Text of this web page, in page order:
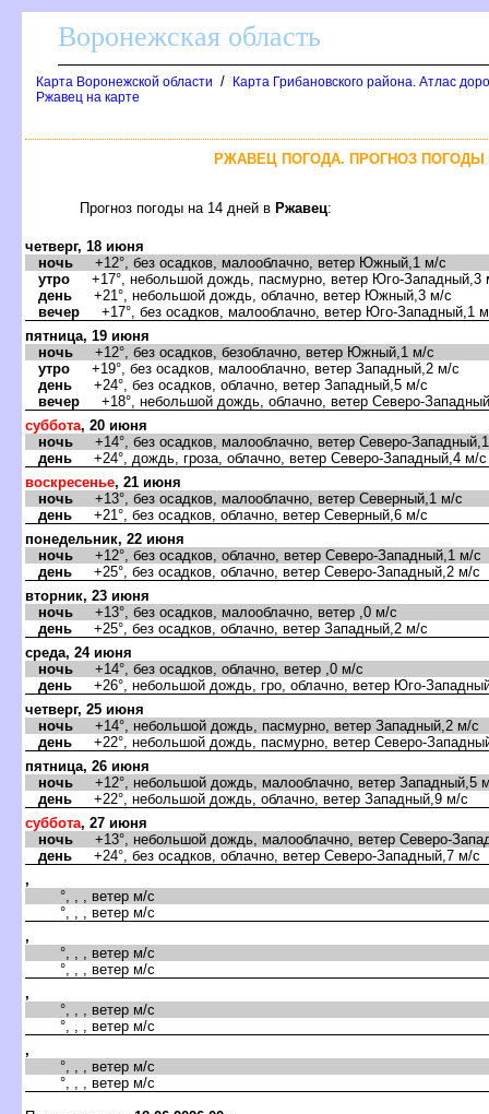
оронежская область
Карта Воронежской области /
Карта Грибановского района. Атлас
Ржавец на карте
РЖАВЕЦ ПОГОДА. ПРОГНОЗ
Прогноз погоды на 14 дней Ржавец:
четверг, 18 июня
ночь +12°, без осадков, малооблачно, ветер Южный,1 м/с
утро +17°, небольшой дождь, пасмурно, ветер Юго-Западный,3
день +21°, небольшой дождь, облачно, ветер Южный,3 м/с
ечер +17°, без осадков, малооблачно, ветер Юго-Западный,1
пятница, 19 июня
ночь +12°, без осадков, безоблачно, ветер Южный,1 м/с
утро +19°, без осадков, малооблачно, ветер Западный,2 м/с
день +24°, без осадков, облачно, ветер Западный,5 м/с
ечер +18°, небольшой дождь, облачно, ветер Северо-
суббота, 20 июня
ночь +14°, без осадков, малооблачно, ветер Северо-
день +24°, дождь, гроза, облачно, ветер Северо-Западный,4 м/с
оскресенье, 21 июня
ночь +13°, без осадков, малооблачно, ветер Северный,1 м/с
день +21°, без осадков, облачно, ветер Северный,6 м/с
понедельник, 22 июня
ночь +12°, без осадков, облачно, ветер Северо-Западный,1 м/с
день +25°, без осадков, облачно, ветер Северо-Западный,2 м/с
торник, 23 июня
ночь +13°, без осадков, малооблачно, ветер ,0 м/с
день +25°, без осадков, облачно, ветер Западный,2 м/с
среда, 24 июня
ночь +14°, без осадков, облачно, ветер ,0 м/с
день +26°, небольшой дождь, гро, облачно, ветер Юго-
четверг, 25 июня
ночь +14°, небольшой дождь, пасмурно, ветер Западный,2 м/с
день +22°, небольшой дождь, пасмурно, ветер Северо-
пятница, 26 июня
ночь +12°, небольшой дождь, малооблачно, ветер Западный,5
день +22°, небольшой дождь, облачно, ветер Западный,9 м/с
суббота, 27 июня
ночь +13°, небольшой дождь, малооблачно, ветер Северо-
день +24°, без осадков, облачно, ветер Северо-Западный,7 м/с
,
°, , , ветер м/с
°, , , ветер м/с
,
°, , , ветер м/с
°, , , ветер м/с
,
°, , , ветер м/с
°, , , ветер м/с
,
°, , , ветер м/с
°, , , ветер м/с